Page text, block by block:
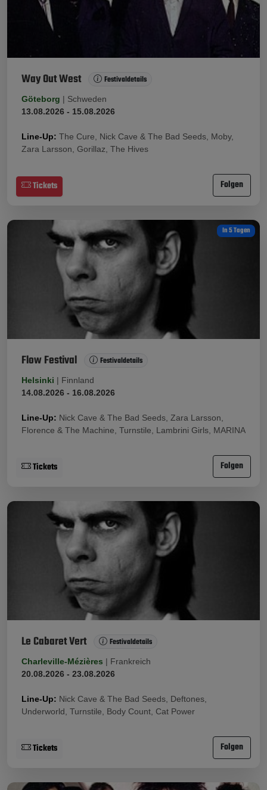
Way Out West Festivaldetails
Göteborg | Schweden
13.08.2026 - 15.08.2026
Line-Up: The Cure, Nick Cave & The Bad Seeds, Moby,
Zara Larsson, Gorillaz, The Hives
Tickets Folgen
In 5 Tagen
Flow Festival Festivaldetails
Helsinki | Finnland
14.08.2026 - 16.08.2026
Line-Up: Nick Cave & The Bad Seeds, Zara Larsson,
Florence & The Machine, Turnstile, Lambrini Girls, MARINA
Tickets Folgen
Le Cabaret Vert Festivaldetails
Charleville-Mézières | Frankreich
20.08.2026 - 23.08.2026
Line-Up: Nick Cave & The Bad Seeds, Deftones,
Underworld, Turnstile, Body Count, Cat Power
Tickets Folgen